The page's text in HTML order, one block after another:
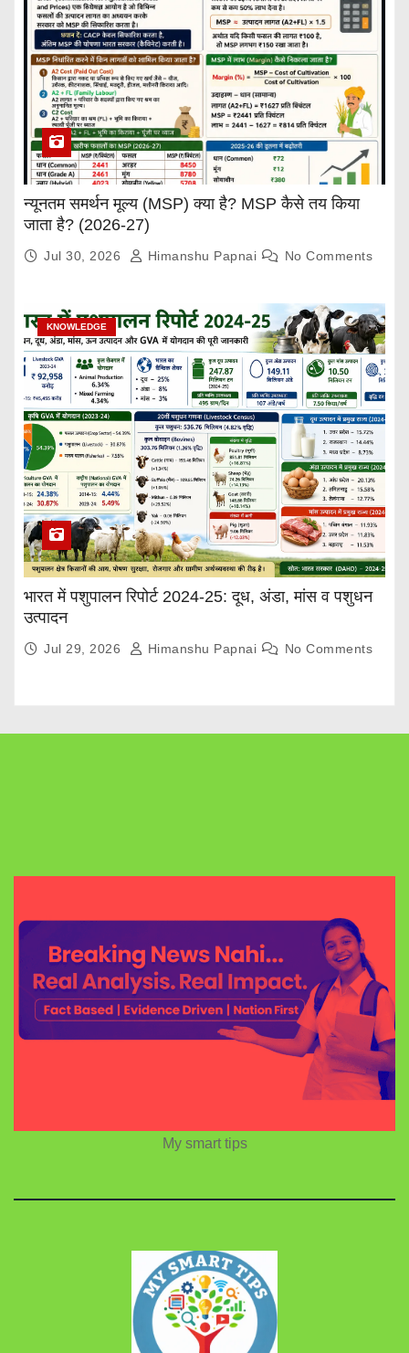
न्यूनतम समर्थन मूल्य (MSP) क्या है? MSP कैसे तय किया
जाता है? (2026-27)
Jul 30, 2026 Himanshu Papnai No Comments
KNOWLEDGE
भारत में पशुपालन रिपोर्ट 2024-25: दूध, अंडा, मांस व पशुधन
उत्पादन
Jul 29, 2026 Himanshu Papnai No Comments
My smart tips